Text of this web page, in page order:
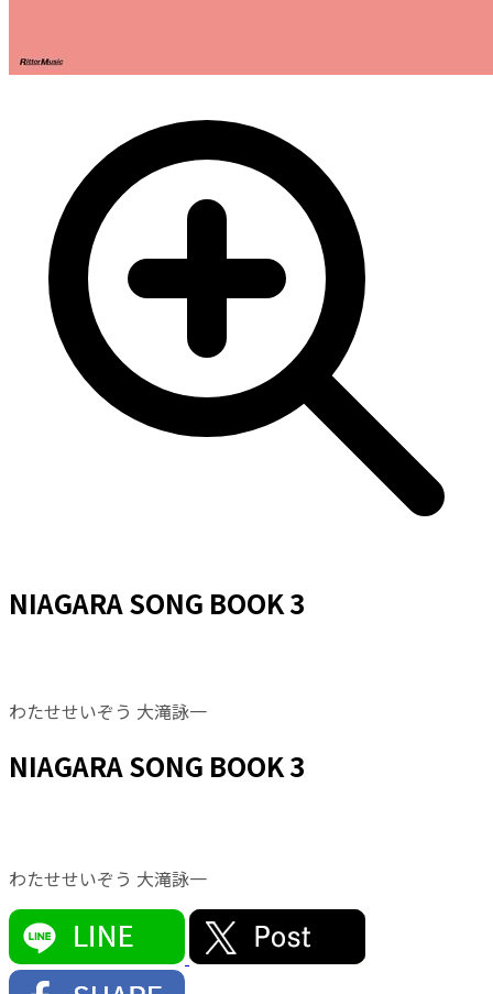
NIAGARA SONG BOOK 3
わたせせいぞう 大滝詠一
NIAGARA SONG BOOK 3
わたせせいぞう 大滝詠一